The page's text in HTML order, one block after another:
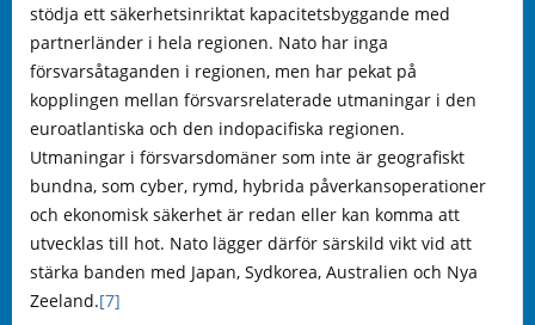
stödja ett säkerhetsinriktat kapacitetsbyggande med
partnerländer i hela regionen. Nato har inga
försvarsåtaganden i regionen, men har pekat på
kopplingen mellan försvarsrelaterade utmaningar i den
euroatlantiska och den indopacifiska regionen.
Utmaningar i försvarsdomäner som inte är geografiskt
bundna, som cyber, rymd, hybrida påverkansoperationer
och ekonomisk säkerhet är redan eller kan komma att
utvecklas till hot. Nato lägger därför särskild vikt vid att
stärka banden med Japan, Sydkorea, Australien och Nya
Zeeland.[7]